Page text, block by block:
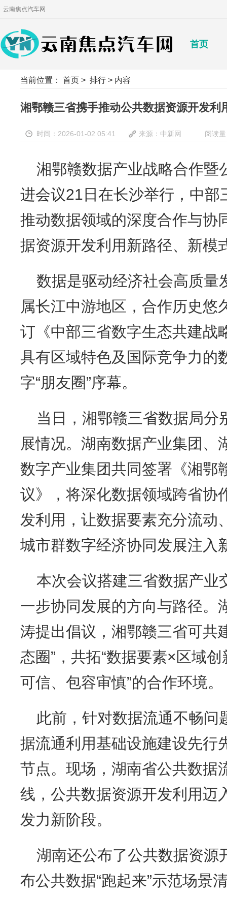
云南焦点汽车网
首页
当前位置： 首页 > 排行 > 内容
湘鄂赣三省携手推动公共数据资源开发利
时间：2026-01-02 05:41 来源：中新网 阅读
湘鄂赣数据产业战略合作暨
进会议21日在长沙举行，中部
推动数据领域的深度合作与协
据资源开发利用新路径、新模
数据是驱动经济社会高质量
属长江中游地区，合作历史悠
订《中部三省数字生态共建战
具有区域特色及国际竞争力的
字“朋友圈”序幕。
当日，湘鄂赣三省数据局分
展情况。湖南数据产业集团、
数字产业集团共同签署《湘鄂
议》，将深化数据领域跨省协
发利用，让数据要素充分流动
城市群数字经济协同发展注入
本次会议搭建三省数据产业
一步协同发展的方向与路径。
涛提出倡议，湘鄂赣三省可共
态圈”，共拓“数据要素×区域
可信、包容审慎”的合作环境。
此前，针对数据流通不畅问
据流通利用基础设施建设先行
节点。现场，湖南省公共数据
线，公共数据资源开发利用迈
发力新阶段。
湖南还公布了公共数据资源
布公共数据“跑起来”示范场景